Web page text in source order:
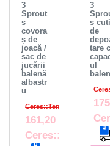
3
Sprout
s
covora
ș de
joacă /
sac de
jucării
balenă
albastr
u
161,20 RON
3
s
de
tare
ul